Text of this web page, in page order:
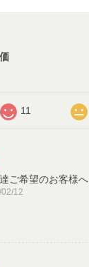
11
ご希望のお客様へ
12